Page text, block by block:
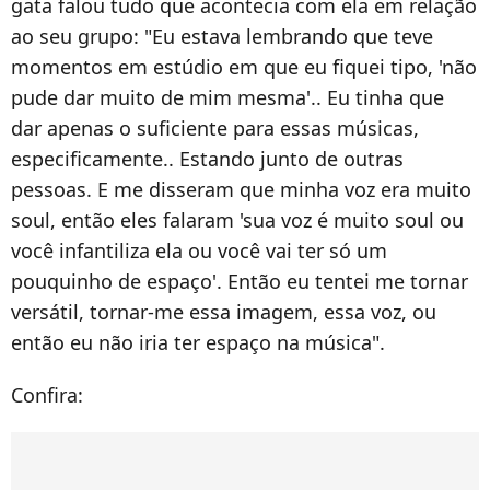
gata falou tudo que acontecia com ela em relação
ao seu grupo: "Eu estava lembrando que teve
momentos em estúdio em que eu fiquei tipo, 'não
pude dar muito de mim mesma'.. Eu tinha que
dar apenas o suficiente para essas músicas,
especificamente.. Estando junto de outras
pessoas. E me disseram que minha voz era muito
soul, então eles falaram 'sua voz é muito soul ou
você infantiliza ela ou você vai ter só um
pouquinho de espaço'. Então eu tentei me tornar
versátil, tornar-me essa imagem, essa voz, ou
então eu não iria ter espaço na música".
Confira: